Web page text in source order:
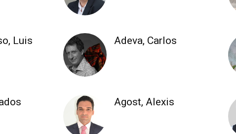
Luis
Adeva, Carlos
Agost, Alexis